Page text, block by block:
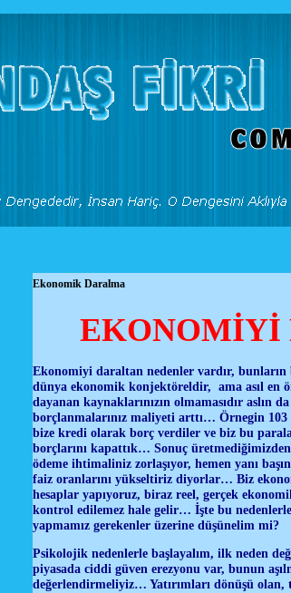
Ekonomik Daralma
EKONOMİYİ
Ekonomiyi daraltan nedenler vardır, bunların
dünya ekonomik konjektöreldir, ama asıl en
dayanan kaynaklarınızın olmamasıdır
borçlanmalarınız maliyeti arttı… Örnegin
bize kredi olarak borç verdiler ve biz bu
borçlarını kapattık… Sonuç
ödeme ihtimaliniz zorlaşıyor, hemen yanı
faiz oranlarını yükseltiriz diyorlar… Biz
hesaplar yapıyoruz, biraz reel, gerçek
kontrol edilemez hale gelir… İşte bu
yapmamız gerekenler üzerine düşünelim mi?
Psikolojik nedenlerle başlayalım, ilk neden
piyasada ciddi güven erezyonu var, bunun
değerlendirmeliyiz… Yatırımları dönüşü